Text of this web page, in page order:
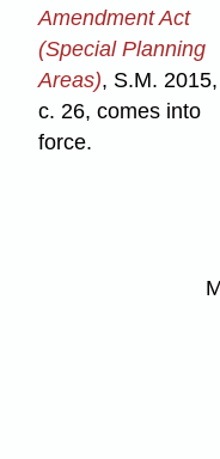
Amendment Act
(Special Planning
Areas), S.M. 2015,
c. 26, comes into
force.